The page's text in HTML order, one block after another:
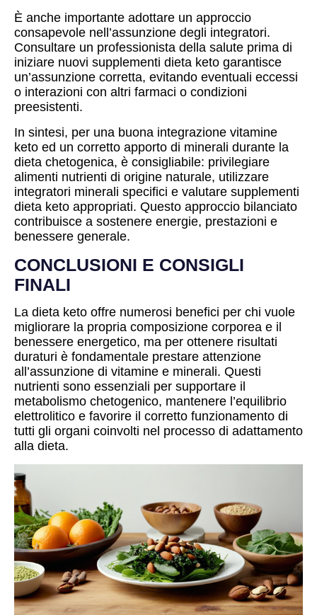
È anche importante adottare un approccio
consapevole nell’assunzione degli integratori.
Consultare un professionista della salute prima di
iniziare nuovi supplementi dieta keto garantisce
un’assunzione corretta, evitando eventuali eccessi
o interazioni con altri farmaci o condizioni
preesistenti.
In sintesi, per una buona integrazione vitamine
keto ed un corretto apporto di minerali durante la
dieta chetogenica, è consigliabile: privilegiare
alimenti nutrienti di origine naturale, utilizzare
integratori minerali specifici e valutare supplementi
dieta keto appropriati. Questo approccio bilanciato
contribuisce a sostenere energie, prestazioni e
benessere generale.
CONCLUSIONI E CONSIGLI
FINALI
La dieta keto offre numerosi benefici per chi vuole
migliorare la propria composizione corporea e il
benessere energetico, ma per ottenere risultati
duraturi è fondamentale prestare attenzione
all’assunzione di vitamine e minerali. Questi
nutrienti sono essenziali per supportare il
metabolismo chetogenico, mantenere l’equilibrio
elettrolitico e favorire il corretto funzionamento di
tutti gli organi coinvolti nel processo di adattamento
alla dieta.